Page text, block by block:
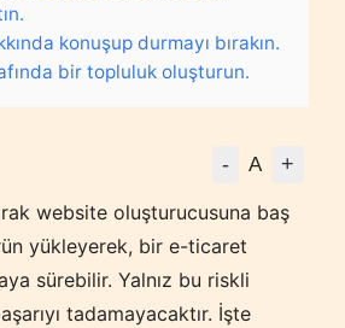
konuşup durmayı bırakın.
bir topluluk oluşturun.
- A
+
website oluşturucusuna baş
yükleyerek, bir e-ticaret
sürebilir. Yalnız bu riskli
tadamayacaktır. İşte